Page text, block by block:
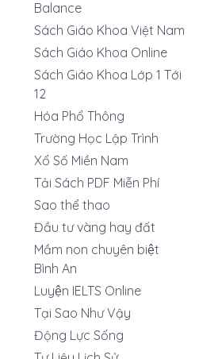
Balance
Sách Giáo Khoa Việt Nam
Sách Giáo Khoa Online
Sách Giáo Khoa Lớp 1 Tới
12
Hóa Phổ Thông
Trường Học Lập Trình
Xổ Số Miền Nam
Tải Sách PDF Miễn Phí
Sao thể thao
Đầu tư vàng hay đất
Mầm non chuyên biệt
Bình An
Luyện IELTS Online
Tại Sao Như Vậy
Động Lực Sống